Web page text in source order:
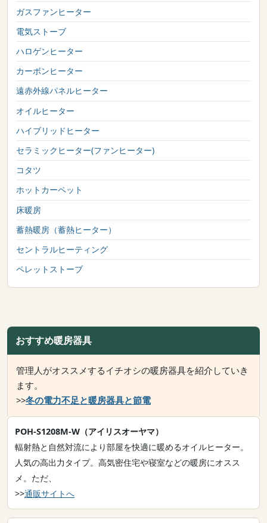
ガスファンヒーター
電気ストーブ
ハロゲンヒーター
カーボンヒーター
遠赤外線パネルヒーター
オイルヒーター
ハイブリッドヒーター
セラミックヒーター(ファンヒーター)
コタツ
ホットカーペット
床暖房
蓄熱暖房（蓄熱ヒーター）
セントラルヒーティング
ペレットストーブ
おすすめ暖房器具
管理人がオススメするイチオシの暖房器具を紹介していき
ます。
>>冬の電力不足と暖房器具と節電
POH-S1208M-W（アイリスオーヤマ）
輻射熱と自然対流により部屋を快適に暖めるオイルヒーター。
人気の高出力タイプ。高気密住宅や寝室などの暖房にオスス
メ。ただ、
>>通販サイトへ